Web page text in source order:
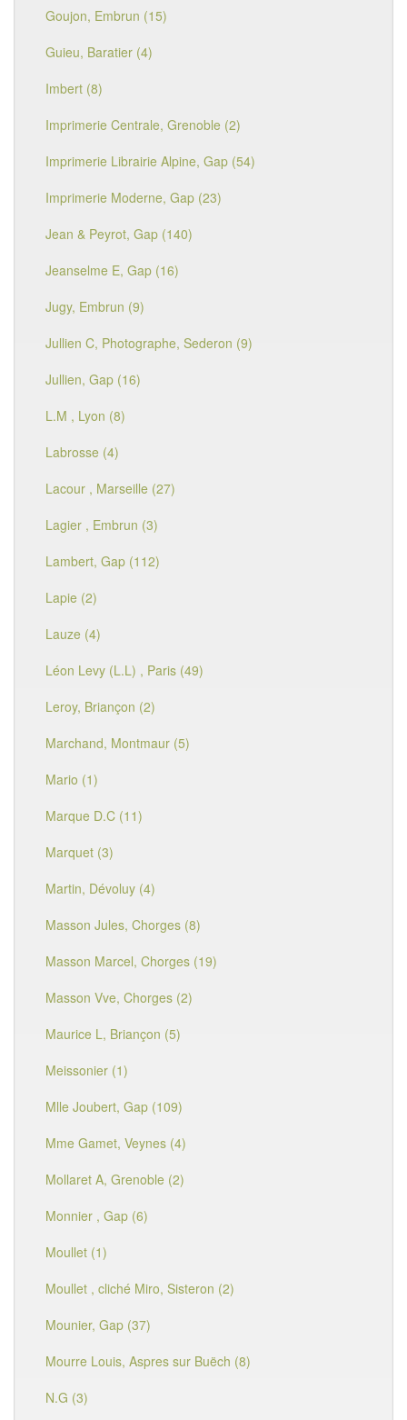
Goujon, Embrun (15)
Guieu, Baratier (4)
Imbert (8)
Imprimerie Centrale, Grenoble (2)
Imprimerie Librairie Alpine, Gap (54)
Imprimerie Moderne, Gap (23)
Jean & Peyrot, Gap (140)
Jeanselme E, Gap (16)
Jugy, Embrun (9)
Jullien C, Photographe, Sederon (9)
Jullien, Gap (16)
L.M , Lyon (8)
Labrosse (4)
Lacour , Marseille (27)
Lagier , Embrun (3)
Lambert, Gap (112)
Lapie (2)
Lauze (4)
Léon Levy (L.L) , Paris (49)
Leroy, Briançon (2)
Marchand, Montmaur (5)
Mario (1)
Marque D.C (11)
Marquet (3)
Martin, Dévoluy (4)
Masson Jules, Chorges (8)
Masson Marcel, Chorges (19)
Masson Vve, Chorges (2)
Maurice L, Briançon (5)
Meissonier (1)
Mlle Joubert, Gap (109)
Mme Gamet, Veynes (4)
Mollaret A, Grenoble (2)
Monnier , Gap (6)
Moullet (1)
Moullet , cliché Miro, Sisteron (2)
Mounier, Gap (37)
Mourre Louis, Aspres sur Buëch (8)
N.G (3)